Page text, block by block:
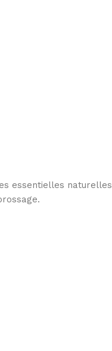
essentielles naturelles